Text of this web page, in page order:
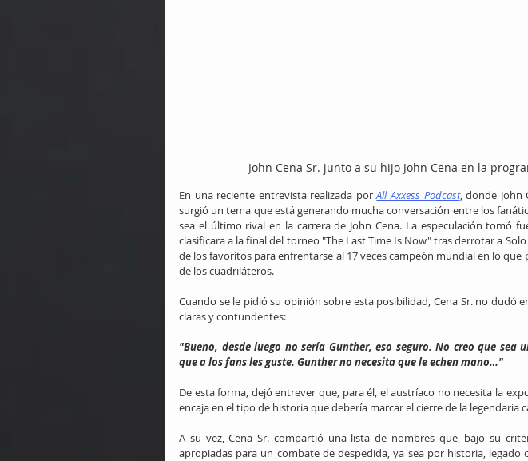
John Cena Sr. junto a su hijo John Cena en la
En una reciente entrevista realizada por All Axxess Podcast, donde John
surgió un tema que está generando mucha conversación entre los
sea el último rival en la carrera de John Cena. La especulación tomó
clasificara a la final del torneo "The Last Time Is Now" tras derrotar a
de los favoritos para enfrentarse al 17 veces campeón mundial en lo
de los cuadriláteros.
Cuando se le pidió su opinión sobre esta posibilidad, Cena Sr. no dudó
claras y contundentes:
"Bueno, desde luego no sería Gunther, eso seguro. No creo que sea
que a los fans les guste. Gunther no necesita que le echen mano…"
De esta forma, dejó entrever que, para él, el austríaco no necesita la
encaja en el tipo de historia que debería marcar el cierre de la legendaria
A su vez, Cena Sr. compartió una lista de nombres que, bajo su
apropiadas para un combate de despedida, ya sea por historia,